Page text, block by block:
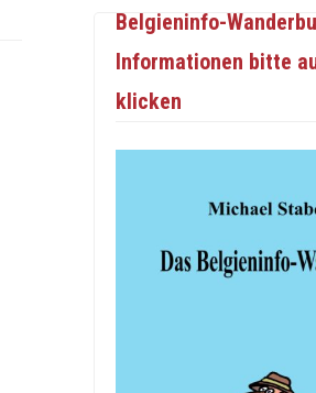
Belgieninfo-
Informationen bitte
klicken